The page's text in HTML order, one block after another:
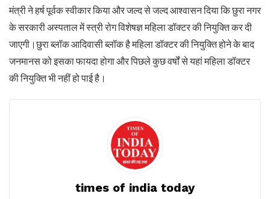
मंत्री ने हर्ष पूर्वक स्वीकार किया और जल्द से जल्द आश्वासन दिया कि छुरा नगर
के सरकारी अस्पताल में स्त्री रोग विशेषज्ञ महिला डॉक्टर की नियुक्ति कर दी
जाएगी।छुरा ब्लॉक आदिवासी ब्लॉक है महिला डॉक्टर की नियुक्ति होने के बाद
जनमानस को इसका फायदा होगा और पिछले कुछ वर्षों से यहां महिला डॉक्टर
की नियुक्ति भी नहीं हो पाई है।
times of india today